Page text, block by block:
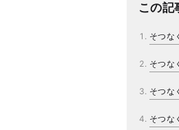
この記
そつな
そつな
そつな
そつな